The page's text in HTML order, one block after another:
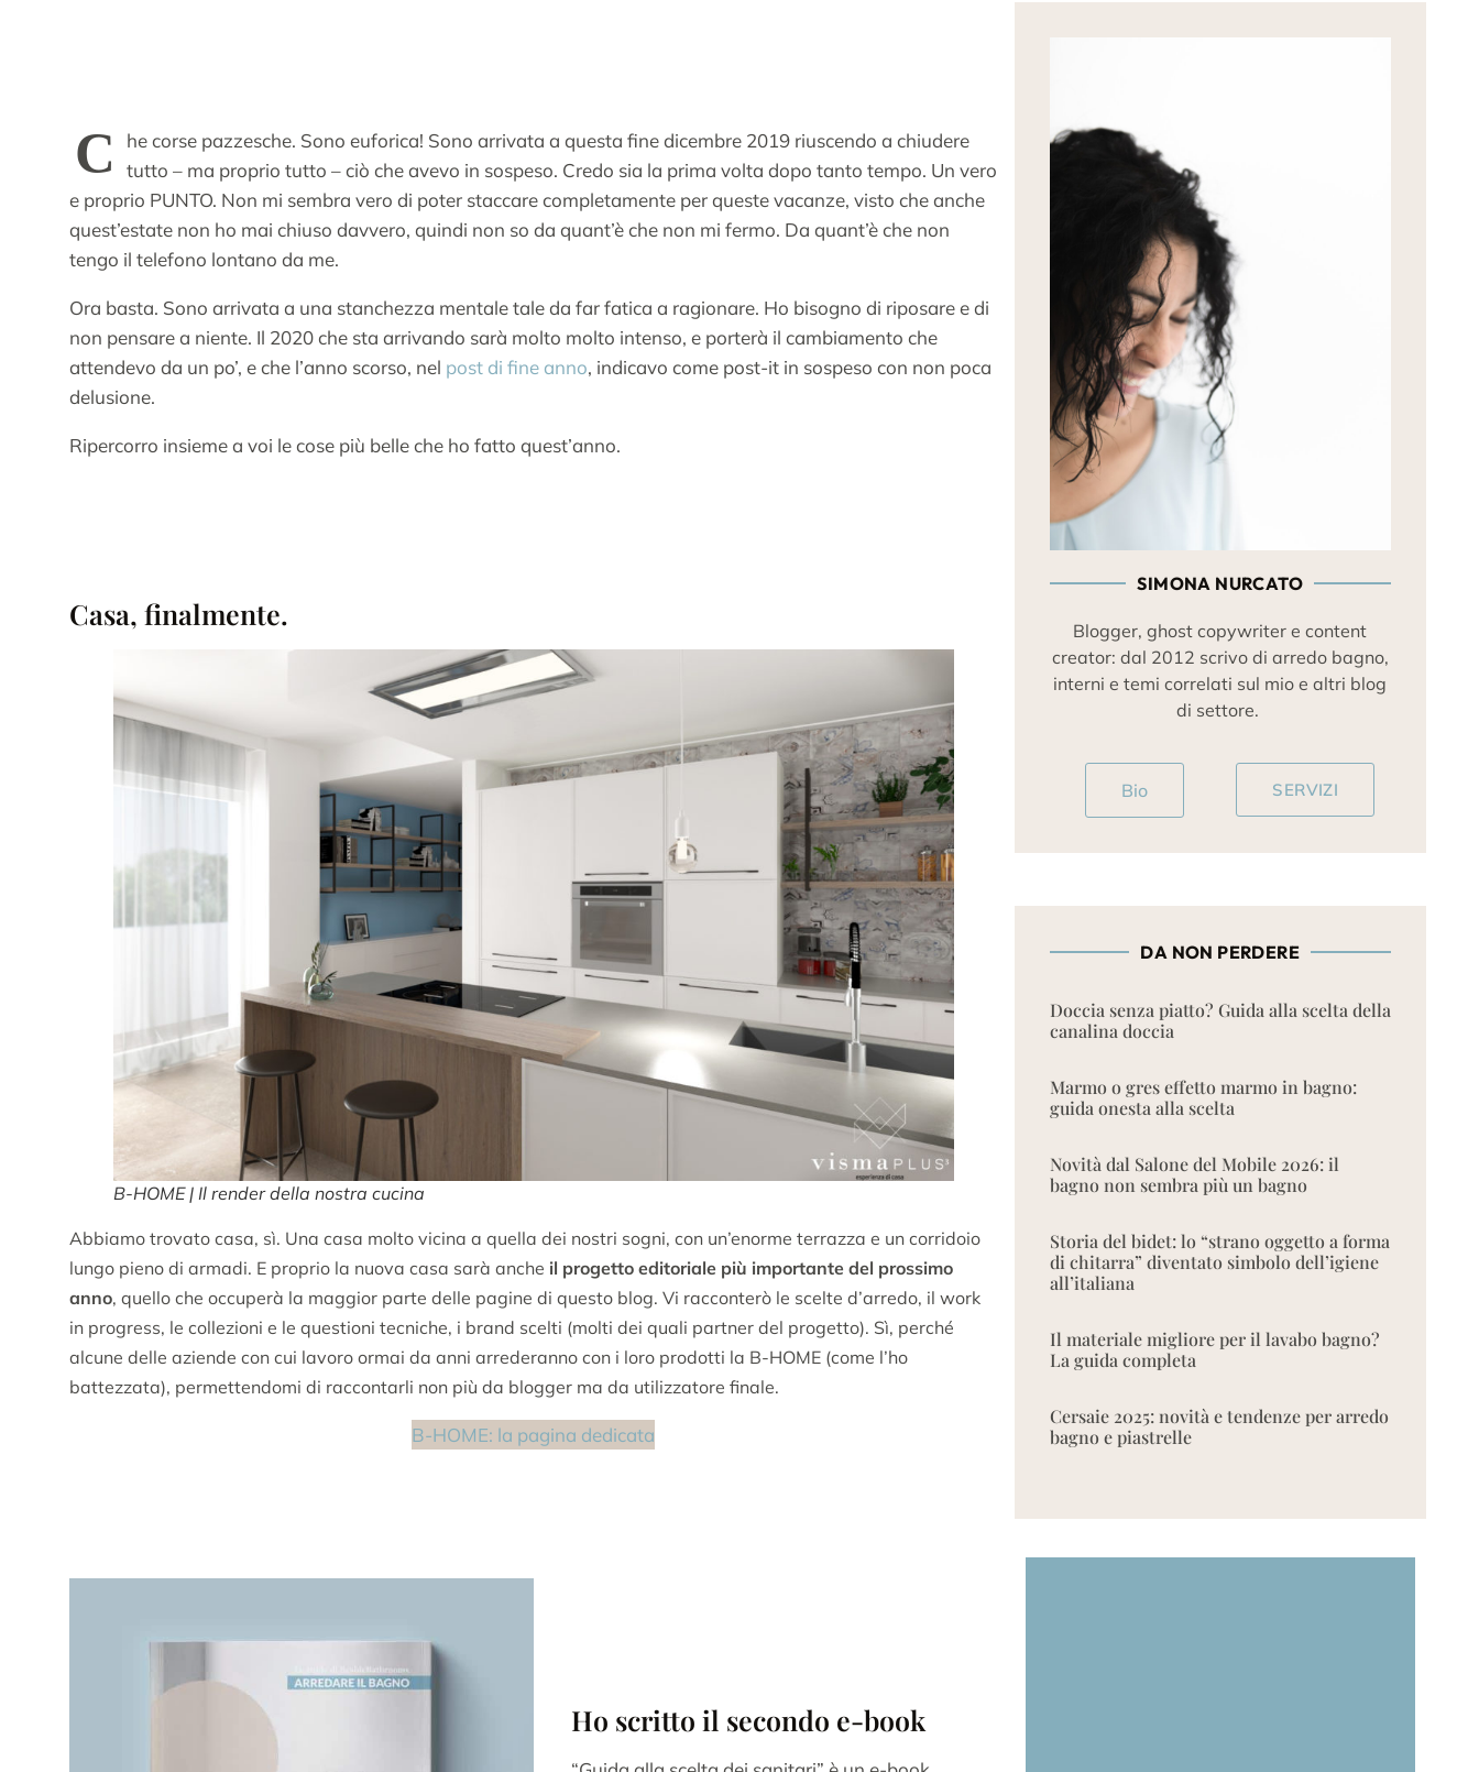
C
he corse pazzesche. Sono euforica! Sono arrivata a questa fine dicembre 2019 riuscendo a chiudere
tutto – ma proprio tutto – ciò che avevo in sospeso. Credo sia la prima volta dopo tanto tempo. Un vero
e proprio PUNTO. Non mi sembra vero di poter staccare completamente per queste vacanze, visto che anche
quest’estate non ho mai chiuso davvero, quindi non so da quant’è che non mi fermo. Da quant’è che non
tengo il telefono lontano da me.
Ora basta. Sono arrivata a una stanchezza mentale tale da far fatica a ragionare. Ho bisogno di riposare e di
non pensare a niente. Il 2020 che sta arrivando sarà molto molto intenso, e porterà il cambiamento che
attendevo da un po’, e che l’anno scorso, nel post di fine anno, indicavo come post-it in sospeso con non poca
delusione.
Ripercorro insieme a voi le cose più belle che ho fatto quest’anno.
Casa, finalmente.
B-HOME | Il render della nostra cucina
Abbiamo trovato casa, sì. Una casa molto vicina a quella dei nostri sogni, con un’enorme terrazza e un corridoio
lungo pieno di armadi. E proprio la nuova casa sarà anche il progetto editoriale più importante del prossimo
anno, quello che occuperà la maggior parte delle pagine di questo blog. Vi racconterò le scelte d’arredo, il work
in progress, le collezioni e le questioni tecniche, i brand scelti (molti dei quali partner del progetto). Sì, perché
alcune delle aziende con cui lavoro ormai da anni arrederanno con i loro prodotti la B-HOME (come l’ho
battezzata), permettendomi di raccontarli non più da blogger ma da utilizzatore finale.
B-HOME: la pagina dedicata
Ho scritto il secondo e-book
SIMONA NURCATO
Blogger, ghost copywriter e content
creator: dal 2012 scrivo di arredo bagno,
interni e temi correlati sul mio e altri blog
di settore.
Bio SERVIZI
DA NON PERDERE
Doccia senza piatto? Guida alla scelta della
canalina doccia
Marmo o gres effetto marmo in bagno:
guida onesta alla scelta
Novità dal Salone del Mobile 2026: il
bagno non sembra più un bagno
Storia del bidet: lo “strano oggetto a forma
di chitarra” diventato simbolo dell’igiene
all’italiana
Il materiale migliore per il lavabo bagno?
La guida completa
Cersaie 2025: novità e tendenze per arredo
bagno e piastrelle